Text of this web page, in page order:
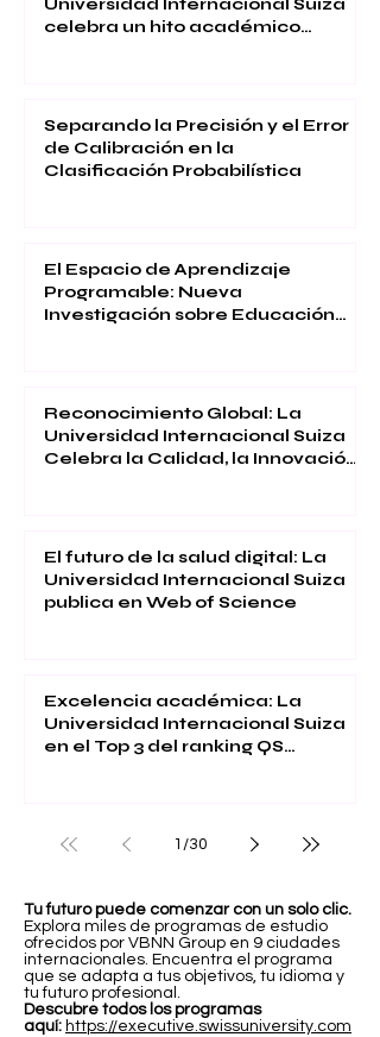
Universidad Internacional Suiza
celebra un hito académico
Separando la Precisión y el Error
de Calibración en la
Clasificación Probabilística
El Espacio de Aprendizaje
Programable: Nueva
Investigación sobre Educación
Reconocimiento Global: La
Universidad Internacional Suiza
Celebra la Calidad, la Innovación
El futuro de la salud digital: La
Universidad Internacional Suiza
publica en Web of Science
Excelencia académica: La
Universidad Internacional Suiza
en el Top 3 del ranking QS
1 /30
Tu futuro puede comenzar con un solo clic.
Explora miles de programas de estudio
ofrecidos por VBNN Group en 9 ciudades
internacionales. Encuentra el programa
que se adapta a tus objetivos, tu idioma y
tu futuro profesional.
Descubre todos los programas
aquí: https://executive.swissuniversity.com